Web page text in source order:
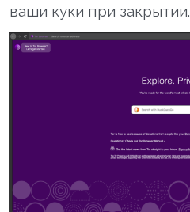
ваши куки при закрытии.